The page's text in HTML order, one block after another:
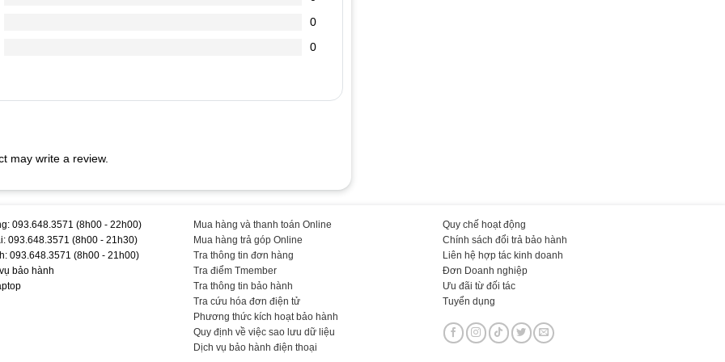
ta nghe tiếng kêu tít tít kéo dài, máy boot vào windown rất chậm.
mở Word ra gõ chữ sẽ thấy.
phím sẽ thu hút lũ kiến đến “cắn phá” bàn phím laptop của
để quét sạch bụi bám dưới các khe phím.
#Hãng #T #TEEMO #PC #KEY1123
0
0
may write a review.
093.648.3571 (8h00 - 22h00)
093.648.3571 (8h00 - 21h30)
093.648.3571 (8h00 - 21h00)
bảo hành
Mua hàng và thanh toán Online
Mua hàng trả góp Online
Tra thông tin đơn hàng
Tra điểm Tmember
Tra thông tin bảo hành
Tra cứu hóa đơn điện tử
Phương thức kích hoạt bảo hành
Quy định về việc sao lưu dữ liệu
Dịch vụ bảo hành điện thoại
Quy chế hoạt động
Chính sách đổi trả bảo hành
Liên hệ hợp tác kinh doanh
Đơn Doanh nghiệp
Ưu đãi từ đối tác
Tuyển dụng